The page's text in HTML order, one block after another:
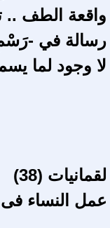
واقعة الطف ..
رسالة في -
لا وجود لما
لقمانيات (38)
عمل النساء